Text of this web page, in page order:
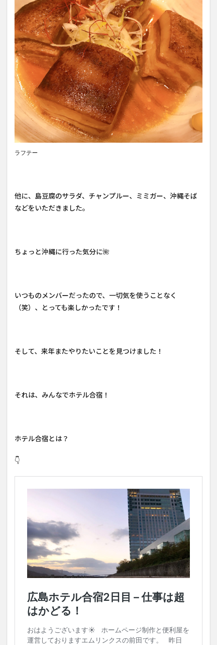
ラフテー
他に、島豆腐のサラダ、チャンプルー、ミミガー、沖縄そば
などをいただきました。
ちょっと沖縄に行った気分に🌺
いつものメンバーだったので、一切気を使うことなく
（笑）、とっても楽しかったです！
そして、来年またやりたいことを見つけました！
それは、みんなでホテル合宿！
ホテル合宿とは？
👇